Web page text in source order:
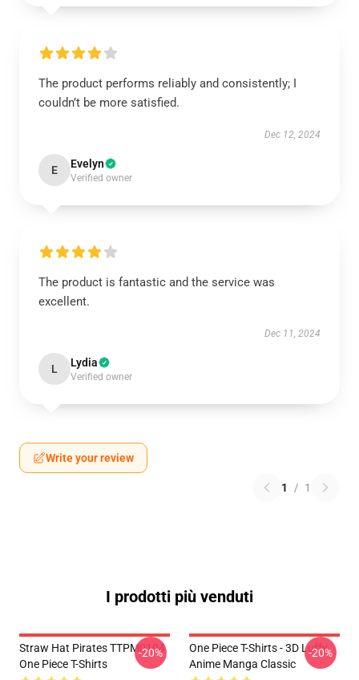
The product performs reliably and consistently; I
couldn’t be more satisfied.
Dec 12, 2024
E Evelyn
Verified owner
The product is fantastic and the service was
excellent.
Dec 11, 2024
L Lydia
Verified owner
Write your review
1 / 1
I prodotti più venduti
Straw Hat Pirates TTPM0104
One Piece T-Shirts
-20%
One Piece T-Shirts - 3D Luffy
Anime Manga Classic
-20%